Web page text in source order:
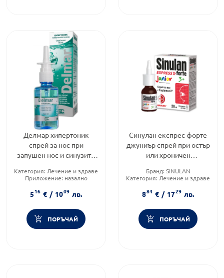
Делмар хипертоник
спрей за нос при
запушен нос и синузити
Категория: Лечение и здраве
Приложение: назално
516 € / 1009 лв.
ПОРЪЧАЙ
Синулан експрес форте
джуниър спрей при остър
или хроничен
Бранд: SINULAN
Категория: Лечение и здраве
884 € / 1729 лв.
ПОРЪЧАЙ